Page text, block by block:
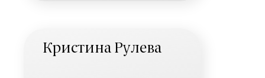
Кристина Рулева